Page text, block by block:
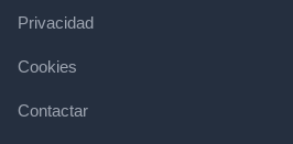
Privacidad
Cookies
Contactar